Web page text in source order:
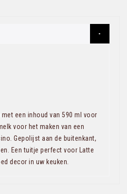
een inhoud van 590 ml voor
voor het maken van een
Gepolijst aan de buitenkant,
Een tuitje perfect voor Latte
decor in uw keuken.